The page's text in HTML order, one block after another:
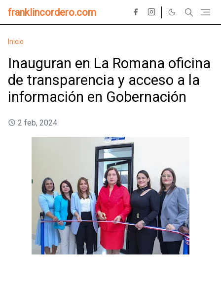
franklincordero.com
Inicio
Inauguran en La Romana oficina
de transparencia y acceso a la
información en Gobernación
2 feb, 2024